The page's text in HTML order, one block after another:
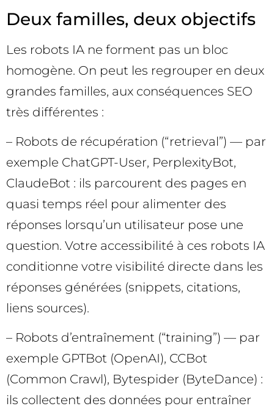
Deux familles, deux objectifs
Les robots IA ne forment pas un bloc
homogène. On peut les regrouper en deux
grandes familles, aux conséquences SEO
très différentes :
– Robots de récupération (“retrieval”) — par
exemple ChatGPT-User, PerplexityBot,
ClaudeBot : ils parcourent des pages en
quasi temps réel pour alimenter des
réponses lorsqu’un utilisateur pose une
question. Votre accessibilité à ces robots IA
conditionne votre visibilité directe dans les
réponses générées (snippets, citations,
liens sources).
– Robots d’entraînement (“training”) — par
exemple GPTBot (OpenAI), CCBot
(Common Crawl), Bytespider (ByteDance) :
ils collectent des données pour entraîner